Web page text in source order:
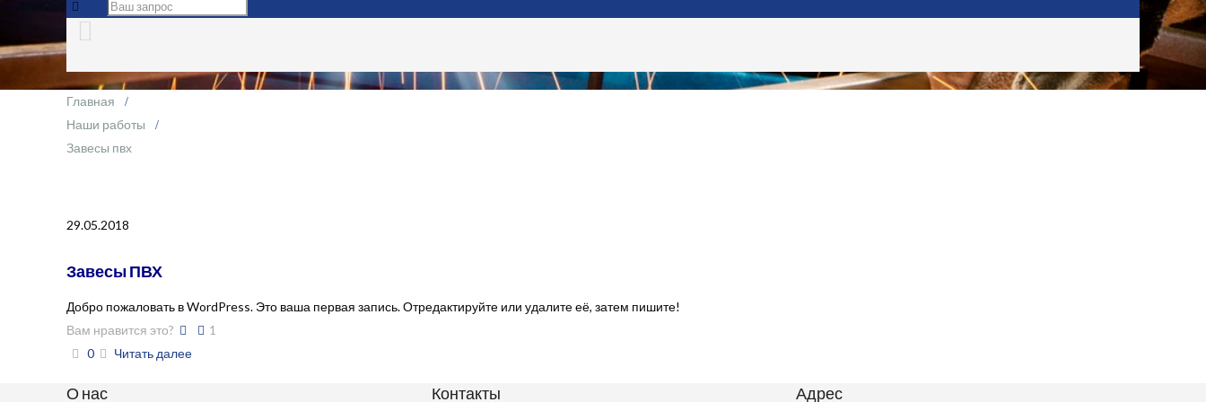
Главная
Наши работы
Завесы пвх
29.05.2018
Завесы ПВХ
Добро пожаловать в WordPress. Это ваша первая запись. Отредактируйте или удалите её, затем пишите!
Вам нравится это?
1
0
Читать далее
О нас Контакты Адрес